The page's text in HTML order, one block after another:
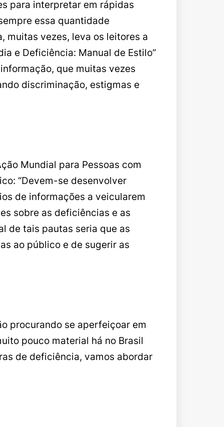
para interpretar em rápidas
essa quantidade
muitas vezes, leva os leitores a
e Deficiência: Manual de Estilo”
que muitas vezes
discriminação, estigmas e
Mundial para Pessoas com
“Devem-se desenvolver
de informações a veicularem
sobre as deficiências e as
de tais pautas seria que as
ao público e de sugerir as
procurando se aperfeiçoar em
pouco material há no Brasil
de deficiência, vamos abordar